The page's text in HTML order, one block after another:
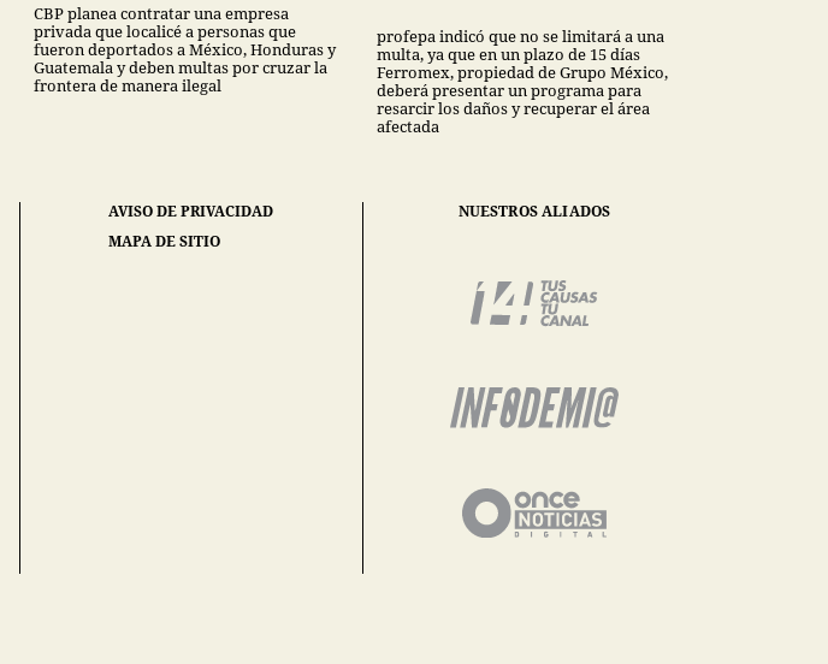
CBP planea contratar una empresa
privada que localicé a personas que
fueron deportados a México, Honduras y
Guatemala y deben multas por cruzar la
frontera de manera ilegal
profepa indicó que no se limitará a una
multa, ya que en un plazo de 15 días
Ferromex, propiedad de Grupo México,
deberá presentar un programa para
resarcir los daños y recuperar el área
afectada
AVISO DE PRIVACIDAD
MAPA DE SITIO
NUESTROS ALIADOS